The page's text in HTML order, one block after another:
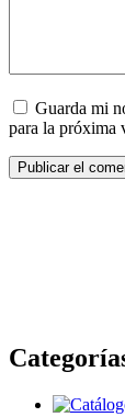
Guarda mi
para la próxima